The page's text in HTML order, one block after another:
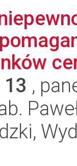
13 ,